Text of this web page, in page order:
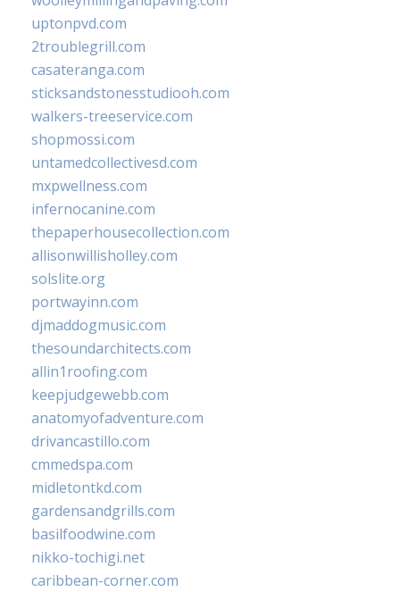
uptonpvd.com
2troublegrill.com
casateranga.com
sticksandstonesstudiooh.com
walkers-treeservice.com
shopmossi.com
untamedcollectivesd.com
mxpwellness.com
infernocanine.com
thepaperhousecollection.com
allisonwillisholley.com
solslite.org
portwayinn.com
djmaddogmusic.com
thesoundarchitects.com
allin1roofing.com
keepjudgewebb.com
anatomyofadventure.com
drivancastillo.com
cmmedspa.com
midletontkd.com
gardensandgrills.com
basilfoodwine.com
nikko-tochigi.net
caribbean-corner.com